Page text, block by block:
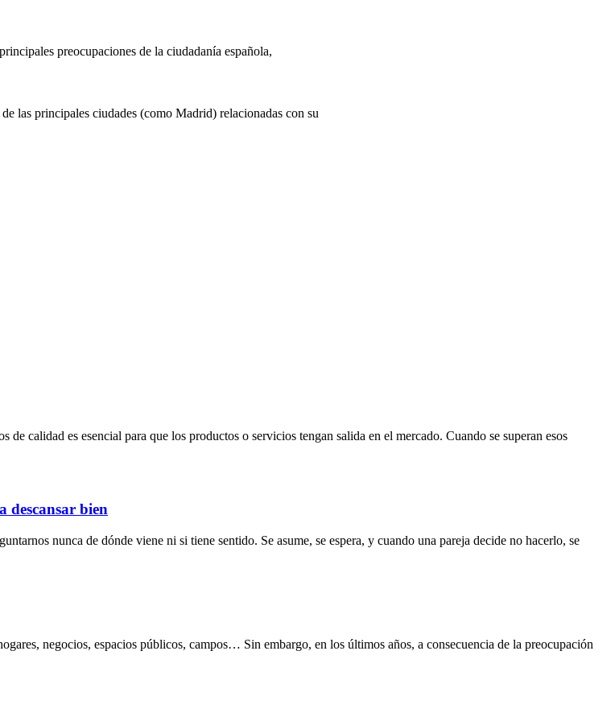
preocupaciones de la ciudadanía española,
las principales ciudades (como Madrid) relacionadas con su
calidad es esencial para que los productos o servicios tengan salida en el mercado. Cuando se superan esos
descansar bien
nunca de dónde viene ni si tiene sentido. Se asume, se espera, y cuando una pareja decide no hacerlo, se
negocios, espacios públicos, campos… Sin embargo, en los últimos años, a consecuencia de la preocupación